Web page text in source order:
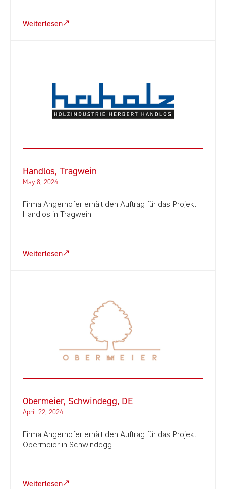
Weiterlesen
Handlos, Tragwein
May 8, 2024
Firma Angerhofer erhält den Auftrag für das Projekt
Handlos in Tragwein
Weiterlesen
Obermeier, Schwindegg, DE
April 22, 2024
Firma Angerhofer erhält den Auftrag für das Projekt
Obermeier in Schwindegg
Weiterlesen